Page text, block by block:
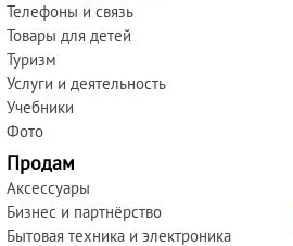
Телефоны и связь
Товары для детей
Туризм
Услуги и деятельность
Учебники
Фото
Продам
Аксессуары
Бизнес и партнёрство
Бытовая техника и электроника